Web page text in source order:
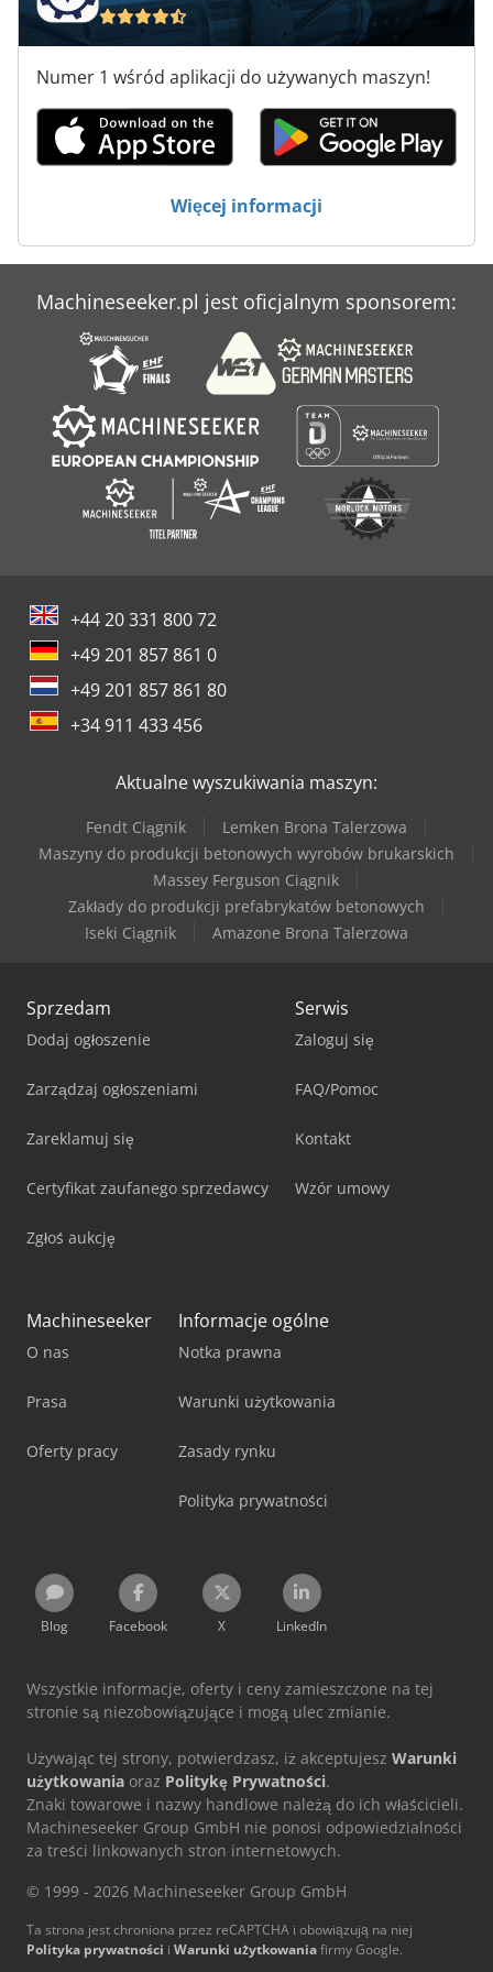
Maszyny Do Ukosowania
Maszyny Do Wycinania
Narzędzia Do Drewna
Numer 1 wśród aplikacji do używanych maszyn!
Więcej informacji
Machineseeker.pl jest oficjalnym sponsorem:
+44 20 331 800 72
+49 201 857 861 0
+49 201 857 861 80
+34 911 433 456
Aktualne wyszukiwania maszyn:
Fendt Ciągnik
Lemken Brona Talerzowa
Maszyny do produkcji betonowych wyrobów brukarskich
Massey Ferguson Ciągnik
Zakłady do produkcji prefabrykatów betonowych
Iseki Ciągnik
Amazone Brona Talerzowa
Sprzedam
Dodaj ogłoszenie
Zarządzaj ogłoszeniami
Zareklamuj się
Certyfikat zaufanego sprzedawcy
Zgłoś aukcję
Serwis
Zaloguj się
FAQ/Pomoc
Kontakt
Wzór umowy
Machineseeker
O nas
Prasa
Oferty pracy
Informacje ogólne
Notka prawna
Warunki użytkowania
Zasady rynku
Polityka prywatności
Blog Facebook X LinkedIn
Wszystkie informacje, oferty i ceny zamieszczone na tej
stronie są niezobowiązujące i mogą ulec zmianie.
Używając tej strony, potwierdzasz, iż akceptujesz Warunki
użytkowania oraz Politykę Prywatności.
Znaki towarowe i nazwy handlowe należą do ich właścicieli.
Machineseeker Group GmbH nie ponosi odpowiedzialności
za treści linkowanych stron internetowych.
© 1999 - 2026 Machineseeker Group GmbH
Ta strona jest chroniona przez reCAPTCHA i obowiązują na niej
Polityka prywatności i Warunki użytkowaniafirmy Google.